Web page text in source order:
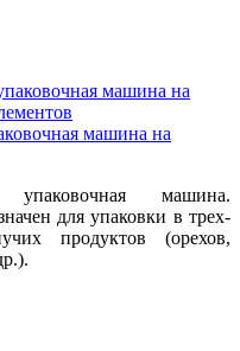
машина на
упаковочная машина.
для упаковки в трех-
продуктов (орехов,